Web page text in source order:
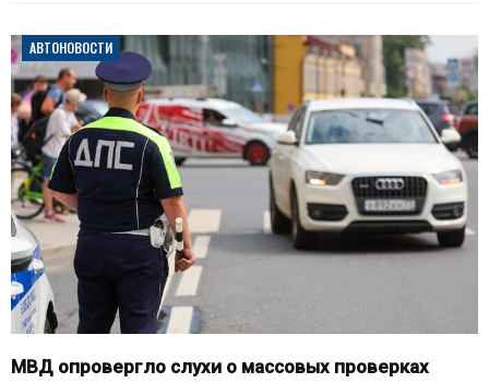
АВТОНОВОСТИ
МВД опровергло слухи о массовых проверках